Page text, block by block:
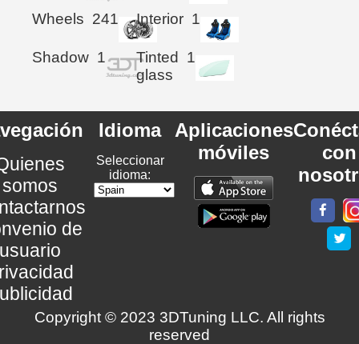
Wheels 241 Interior 1
Shadow 1
Tinted
glass
1
somos
de
Idioma
Seleccionar
idioma:
Aplicaciones
móviles
con
Copyright © 2023 3DTuning LLC. All rights
reserved